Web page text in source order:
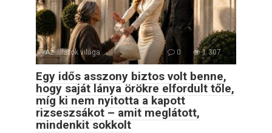
Az állatok világa 0 1 307
Egy idős asszony biztos volt benne,
hogy saját lánya örökre elfordult tőle,
míg ki nem nyitotta a kapott
rizseszsákot – amit meglátott,
mindenkit sokkolt